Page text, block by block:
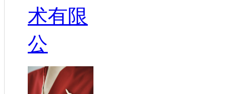
术有限
公